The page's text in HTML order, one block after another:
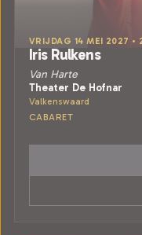
VRIJDAG 14 MEI 2027 •
Iris Rulkens
Van Harte
Theater De Hofnar
Valkenswaard
CABARET